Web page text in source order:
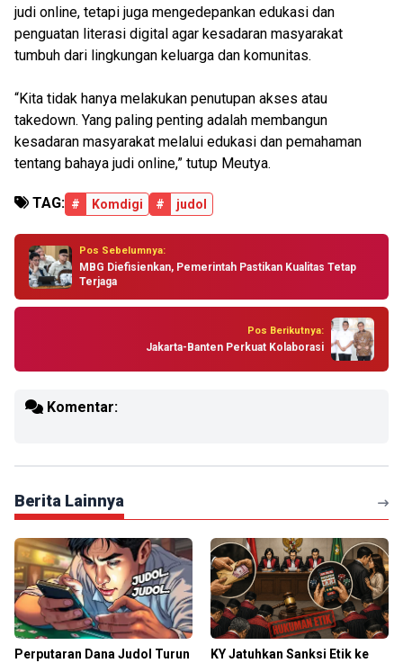
judi online, tetapi juga mengedepankan edukasi dan
penguatan literasi digital agar kesadaran masyarakat
tumbuh dari lingkungan keluarga dan komunitas.
“Kita tidak hanya melakukan penutupan akses atau
takedown. Yang paling penting adalah membangun
kesadaran masyarakat melalui edukasi dan pemahaman
tentang bahaya judi online,” tutup Meutya.
TAG: # Komdigi # judol
Pos Sebelumnya:
MBG Diefisienkan, Pemerintah Pastikan Kualitas Tetap
Terjaga
Pos Berikutnya:
Jakarta-Banten Perkuat Kolaborasi
Komentar:
Berita Lainnya
Perputaran Dana Judol Turun KY Jatuhkan Sanksi Etik ke